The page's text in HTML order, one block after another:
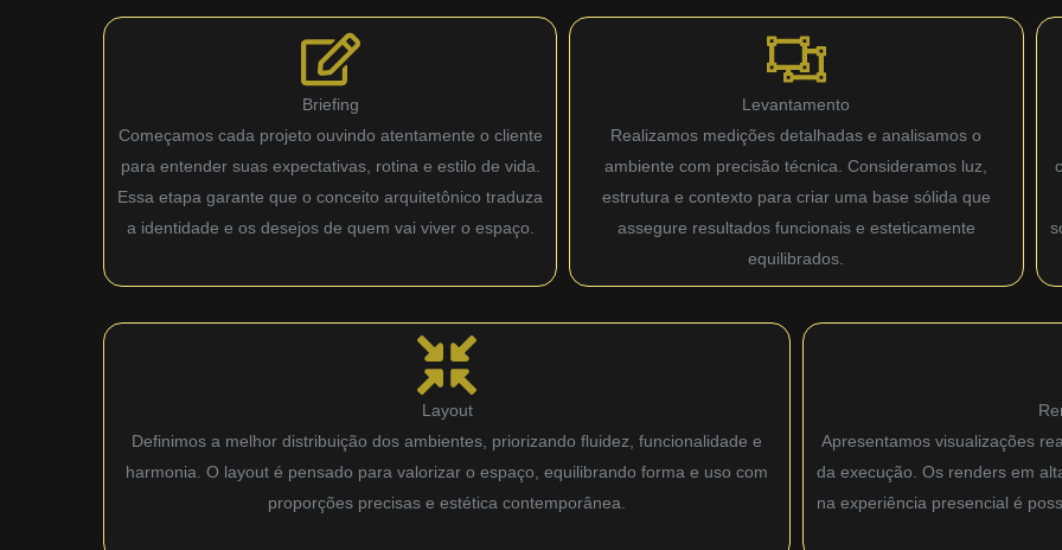
Briefing
Começamos cada projeto ouvindo atentamente o cliente
para entender suas expectativas, rotina e estilo de vida.
Essa etapa garante que o conceito arquitetônico traduza
a identidade e os desejos de quem vai viver o espaço.
Levantamento
Realizamos medições detalhadas e analisamos o
ambiente com precisão técnica. Consideramos luz,
estrutura e contexto para criar uma base sólida que
assegure resultados funcionais e esteticamente
equilibrados.
Layout
Definimos a melhor distribuição dos ambientes, priorizando fluidez, funcionalidade e
harmonia. O layout é pensado para valorizar o espaço, equilibrando forma e uso com
proporções precisas e estética contemporânea.
Apresentamos visualizações
da execução. Os renders em
na experiência presencial é